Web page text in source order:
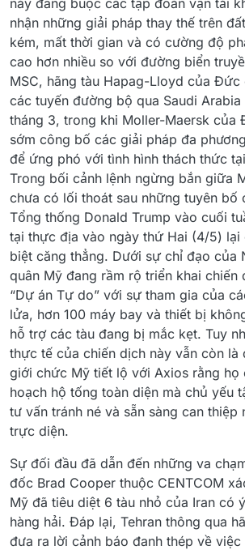
nhận những giải pháp thay thế trên
kém, mất thời gian và có cường độ
cao hơn nhiều so với đường biển
MSC, hãng tàu Hapag-Lloyd của Đức
các tuyến đường bộ qua Saudi
tháng 3, trong khi Moller-Maersk của
sớm công bố các giải pháp đa
để ứng phó với tình hình thách thức
Trong bối cảnh lệnh ngừng bắn giữa
chưa có lối thoát sau những tuyên bố
Tổng thống Donald Trump vào cuối
tại thực địa vào ngày thứ Hai (4/5) lại
biệt căng thẳng. Dưới sự chỉ đạo của
quân Mỹ đang rầm rộ triển khai chiến
“Dự án Tự do” với sự tham gia của
lửa, hơn 100 máy bay và thiết bị
hỗ trợ các tàu đang bị mắc kẹt. Tuy
thực tế của chiến dịch này vẫn còn là
giới chức Mỹ tiết lộ với Axios rằng họ
hoạch hộ tống toàn diện mà chủ yếu
tư vấn tránh né và sẵn sàng can thiệp
trực diện.
Sự đối đầu đã dẫn đến những va
đốc Brad Cooper thuộc CENTCOM
Mỹ đã tiêu diệt 6 tàu nhỏ của Iran có
hàng hải. Đáp lại, Tehran thông qua
đưa ra lời cảnh báo đanh thép về